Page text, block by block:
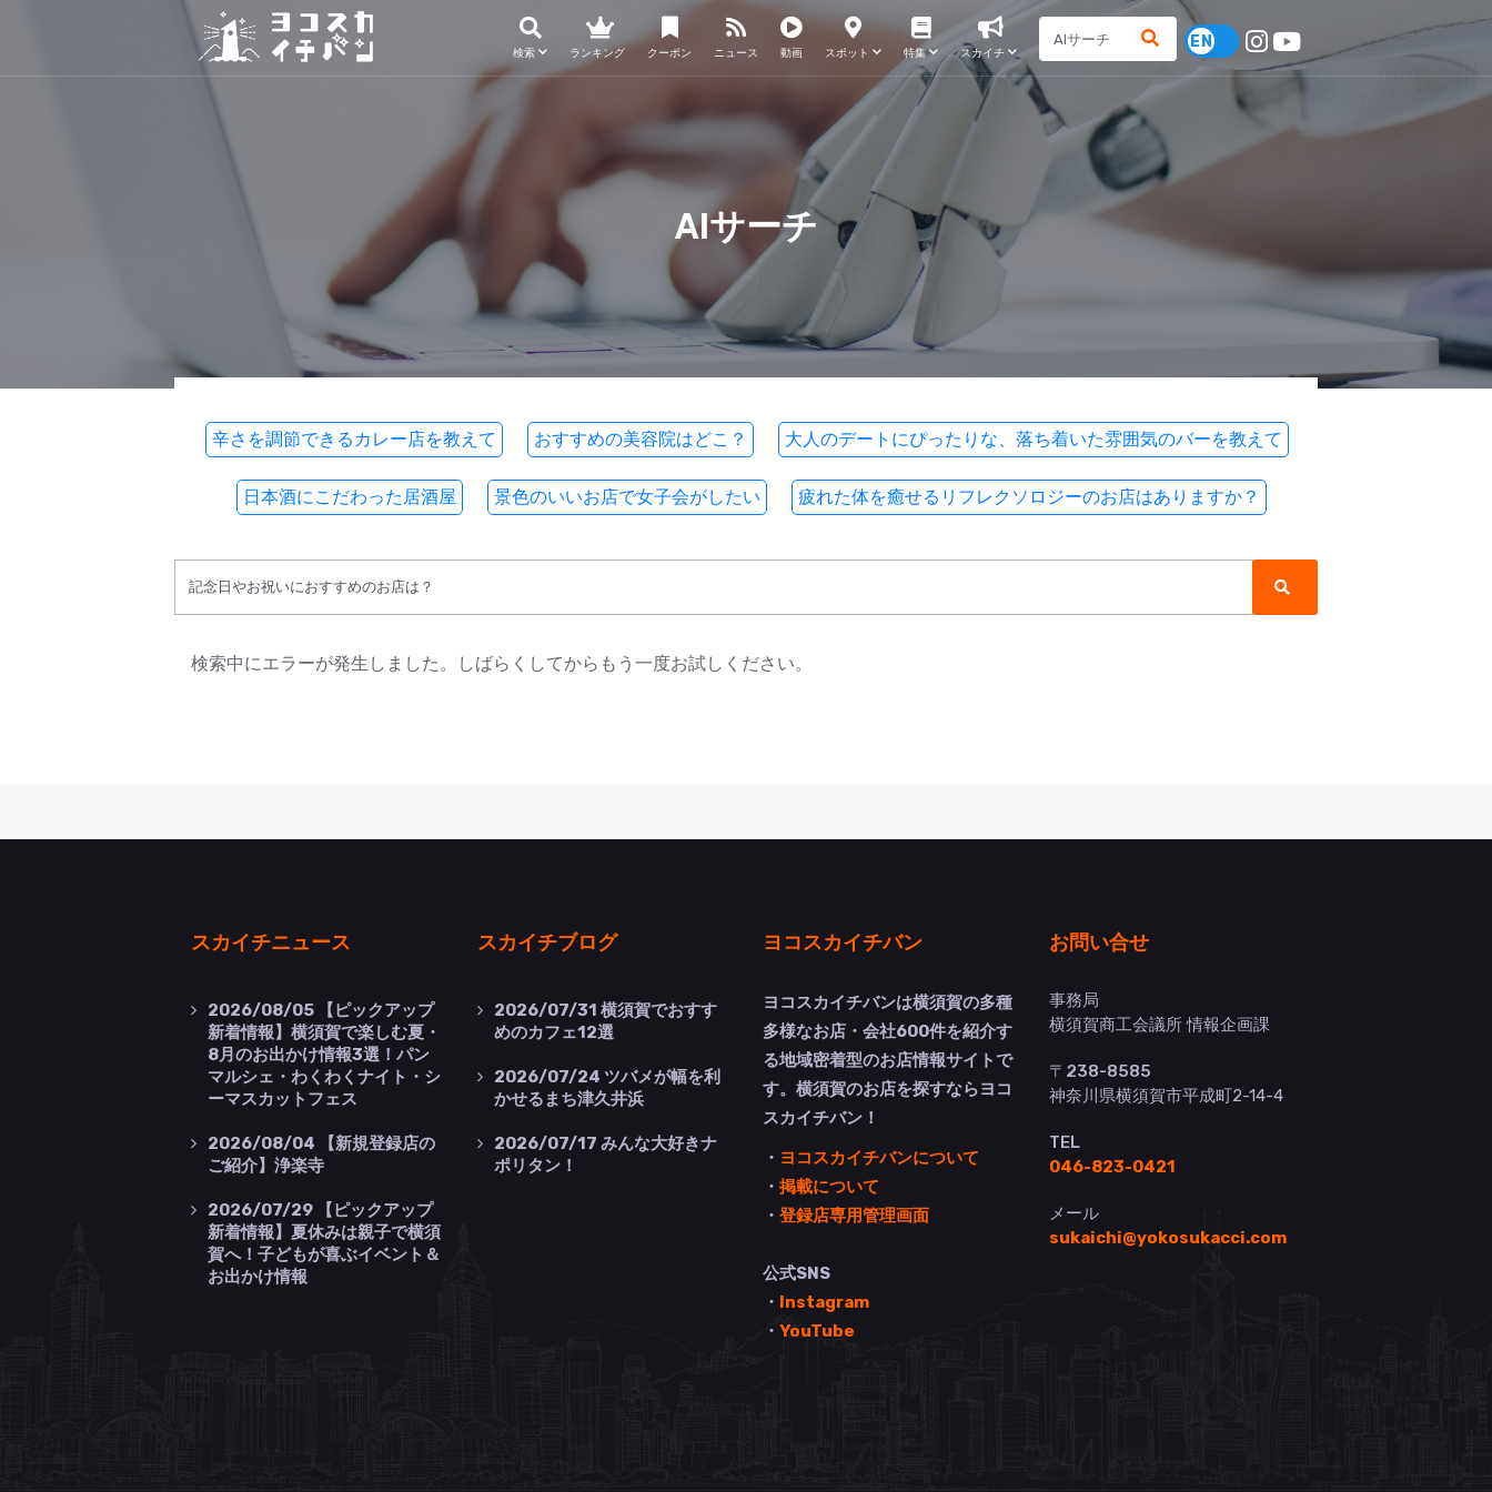
検索 ランキング クーポン ニュース 動画 スポット 特集 スカイチ
AIサーチ
辛さを調節できるカレー店を教えて おすすめの美容院はどこ？ 大人のデートにぴったりな、落ち着いた雰囲気のバーを教えて
日本酒にこだわった居酒屋 景色のいいお店で女子会がしたい 疲れた体を癒せるリフレクソロジーのお店はありますか？
検索中にエラーが発生しました。しばらくしてからもう一度お試しください。
スカイチニュース
2026/08/05 【ピックアップ
新着情報】横須賀で楽しむ夏・
8月のお出かけ情報3選！パン
マルシェ・わくわくナイト・シ
ーマスカットフェス
2026/08/04 【新規登録店の
ご紹介】浄楽寺
2026/07/29 【ピックアップ
新着情報】夏休みは親子で横須
賀へ！子どもが喜ぶイベント＆
お出かけ情報
スカイチブログ
2026/07/31 横須賀でおすす
めのカフェ12選
2026/07/24 ツバメが幅を利
かせるまち津久井浜
2026/07/17 みんな大好きナ
ポリタン！
ヨコスカイチバン
ヨコスカイチバンは横須賀の多種
多様なお店・会社600件を紹介す
る地域密着型のお店情報サイトで
す。横須賀のお店を探すならヨコ
スカイチバン！
・ ヨコスカイチバンについて
・ 掲載について
・ 登録店専用管理画面
公式SNS
・ Instagram
・ YouTube
お問い合せ
事務局
横須賀商工会議所 情報企画課
〒238-8585
神奈川県横須賀市平成町2-14-4
TEL
046-823-0421
メール
sukaichi@yokosukacci.com